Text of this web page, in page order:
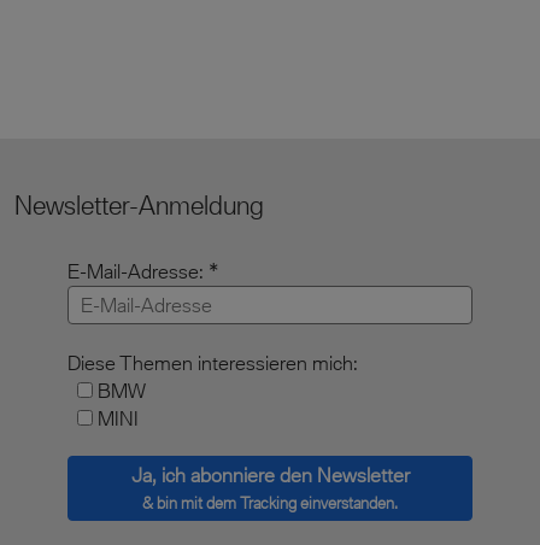
Newsletter-Anmeldung
E-Mail-Adresse:
Diese Themen interessieren mich:
BMW
MINI
Ja, ich abonniere den Newsletter
& bin mit dem Tracking einverstanden.